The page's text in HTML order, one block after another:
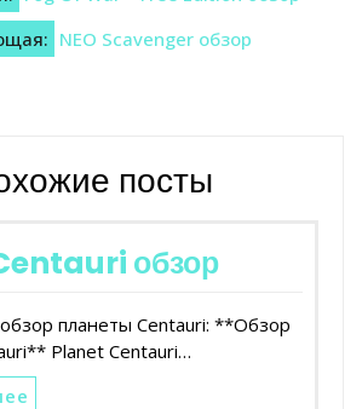
NEO Scavenger обзор
посты
обзор
планеты Centauri: **Обзор
Planet Centauri…